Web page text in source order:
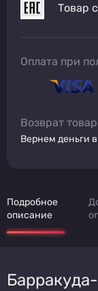
Товар
Оплата при
Возврат
Вернем деньги
Подробное
описание